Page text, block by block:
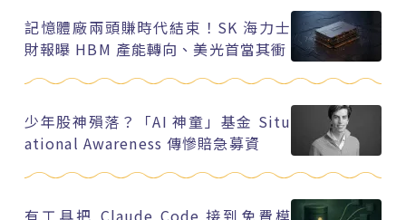
記憶體廠兩頭賺時代結束！SK 海力士
財報曝 HBM 產能轉向、美光首當其衝
少年股神殞落？「AI 神童」基金 Situ
ational Awareness 傳慘賠急募資